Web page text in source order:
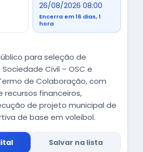
26/08/2026 08:00
Encerra em 16 dias, 1
hora
para seleção de
Civil – OSC e
de Colaboração, com
recursos financeiros,
de projeto municipal de
de base em voleibol.
Salvar na lista